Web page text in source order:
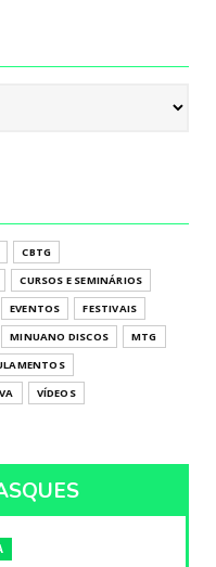
CBTG
CURSOS E SEMINÁRIOS
EVENTOS
FESTIVAIS
MINUANO DISCOS
MTG
VÍDEOS